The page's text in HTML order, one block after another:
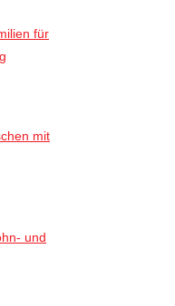
für
mit
und